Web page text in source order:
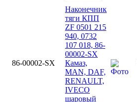
86-00002-SX
Наконечник
тяги КПП
ZF 0501 215
940, 0732
107 018, 86-
00002-SX
Камаз,
MAN, DAF,
RENAULT,
IVECO
шаровый